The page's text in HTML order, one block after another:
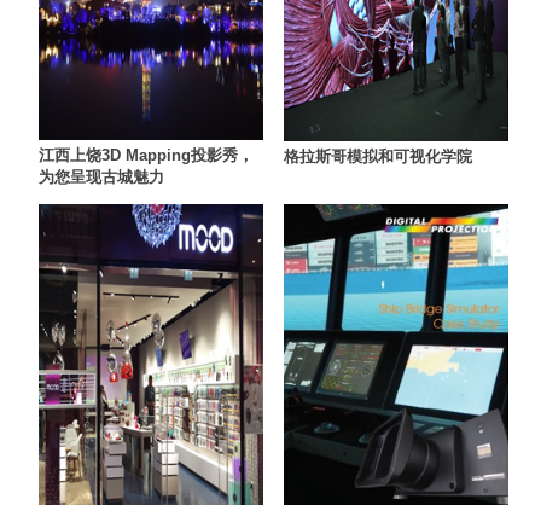
江西上饶3D Mapping投影秀，
为您呈现古城魅力
格拉斯哥模拟和可视化学院